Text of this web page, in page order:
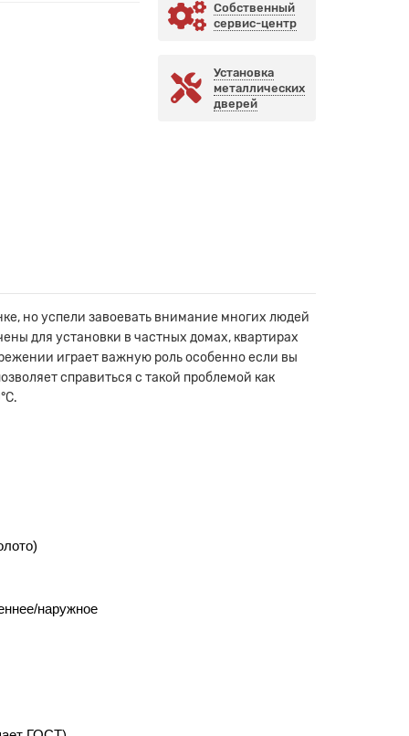
Собственный
сервис-центр
Установка
металлических
дверей
но успели завоевать внимание многих людей
для установки в частных домах, квартирах
играет важную роль особенно если вы
справиться с такой проблемой как
наружное